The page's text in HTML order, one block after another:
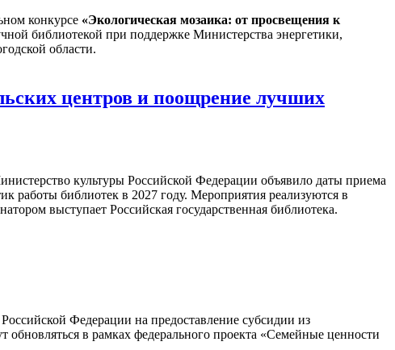
конкурсе «Экологическая мозаика: от просвещения к
библиотекой при поддержке Министерства энергетики,
области.
центров и поощрение лучших
культуры Российской Федерации объявило даты приема
работы библиотек в 2027 году. Мероприятия реализуются в
выступает Российская государственная библиотека.
Федерации на предоставление субсидии из
в рамках федерального проекта «Семейные ценности